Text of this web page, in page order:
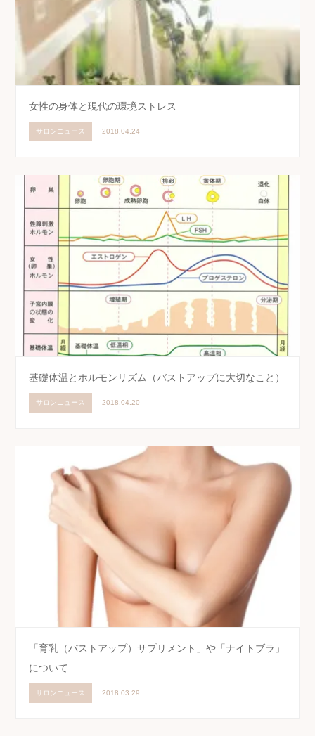
女性の身体と現代の環境ストレス
サロンニュース 2018.04.24
基礎体温とホルモンリズム（バストアップに大切なこと）
サロンニュース 2018.04.20
「育乳（バストアップ）サプリメント」や「ナイトブラ」
について
サロンニュース 2018.03.29